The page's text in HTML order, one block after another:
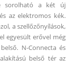
sorolható a két új
az elektromos kék.
a szellőzőnyílások,
egyesült erővel még
N-Connecta és
belső tér az